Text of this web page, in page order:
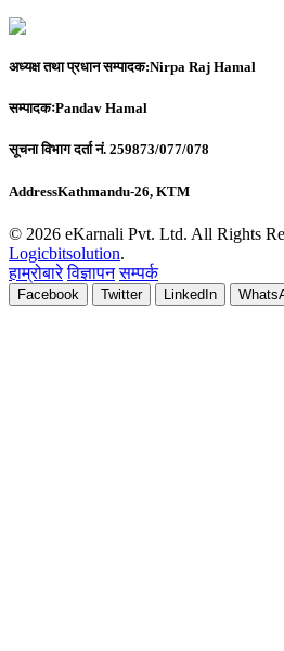
अध्यक्ष तथा प्रधान सम्पादक:Nirpa Raj Hamal
सम्पादकःPandav Hamal
सूचना विभाग दर्ता नं. 259873/077/078
AddressKathmandu-26, KTM
© 2026 eKarnali Pvt. Ltd. All Rights
Logicbitsolution.
हाम्रोबारे विज्ञापन सम्पर्क
Facebook Twitter LinkedIn